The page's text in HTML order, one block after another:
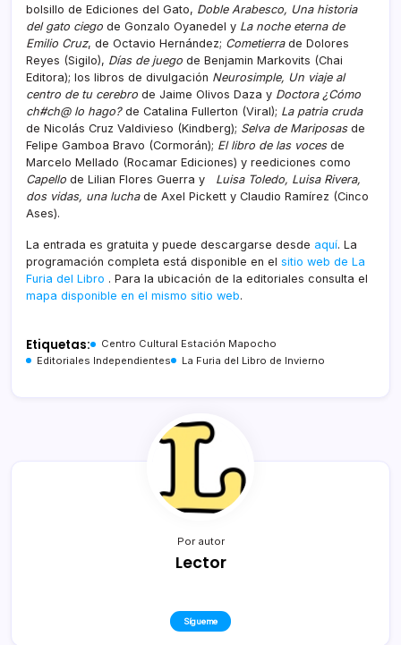
bolsillo de Ediciones del Gato, Doble Arabesco, Una historia
del gato ciego de Gonzalo Oyanedel y La noche eterna de
Emilio Cruz, de Octavio Hernández; Cometierrade Dolores
Reyes (Sigilo), Días de juego de Benjamin Markovits (Chai
Editora); los libros de divulgación Neurosimple, Un viaje al
centro de tu cerebro de Jaime Olivos Daza y Doctora ¿Cómo
ch#ch@ lo hago?de Catalina Fullerton (Viral); La patria cruda
de Nicolás Cruz Valdivieso (Kindberg); Selva de Mariposasde
Felipe Gamboa Bravo (Cormorán); El libro de las vocesde
Marcelo Mellado (Rocamar Ediciones) y reediciones como
Capello de Lilian Flores Guerra y
Luisa Toledo, Luisa Rivera,
dos vidas, una luchade Axel Pickett y Claudio Ramírez (Cinco
Ases).
La entrada es gratuita y puede descargarse desde aquí. La
programación completa está disponible en el sitio web de La
Furia del Libro . Para la ubicación de la editoriales consulta el
mapa disponible en el mismo sitio web.
Etiquetas:
Centro Cultural Estación Mapocho
Editoriales Independientes
La Furia del Libro de Invierno
Por autor
Lector
Sígueme